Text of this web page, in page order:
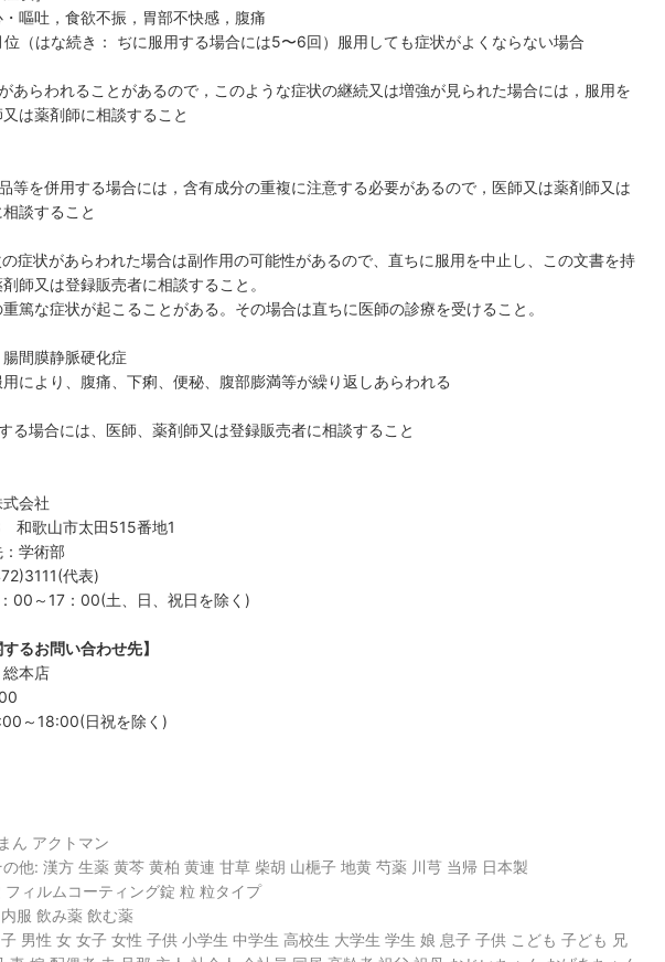
嘔吐，食欲不振，胃部不快感，腹痛
（はな続き： ぢに服用する場合には5〜6回）服用しても症状がよくならない場合
あらわれることがあるので，このような症状の継続又は増強が見られた場合には，服用を
は薬剤師に相談すること
等を併用する場合には，含有成分の重複に注意する必要があるので，医師又は薬剤師又は
談すること
症状があらわれた場合は副作用の可能性があるので、直ちに服用を中止し、この文書を持
師又は登録販売者に相談すること。
篤な症状が起こることがある。その場合は直ちに医師の診療を受けること。
間膜静脈硬化症
により、腹痛、下痢、便秘、腹部膨満等が繰り返しあらわれる
る場合には、医師、薬剤師又は登録販売者に相談すること
会社
歌山市太田515番地1
学術部
代表)
00～17：00(土、日、祝日を除く)
するお問い合わせ先】
本店
～18:00(日祝を除く)
ん アクトマン
の他: 漢方 生薬 黄芩 黄柏 黄連 甘草 柴胡 山梔子 地黄 芍薬 川芎 当帰 日本製
フィルムコーティング錠 粒 粒タイプ
服 飲み薬 飲む薬
男性 女 女子 女性 子供 小学生 中学生 高校生 大学生 学生 娘 息子 子供 こども 子ども 兄